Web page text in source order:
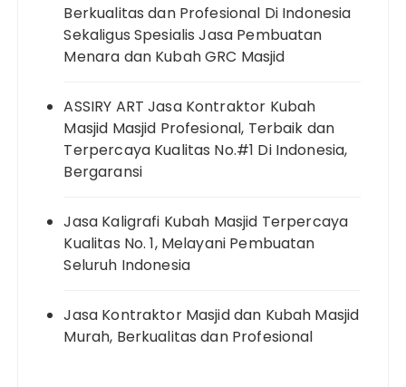
Berkualitas dan Profesional Di Indonesia
Sekaligus Spesialis Jasa Pembuatan
Menara dan Kubah GRC Masjid
ASSIRY ART Jasa Kontraktor Kubah
Masjid Masjid Profesional, Terbaik dan
Terpercaya Kualitas No.#1 Di Indonesia,
Bergaransi
Jasa Kaligrafi Kubah Masjid Terpercaya
Kualitas No. 1, Melayani Pembuatan
Seluruh Indonesia
Jasa Kontraktor Masjid dan Kubah Masjid
Murah, Berkualitas dan Profesional